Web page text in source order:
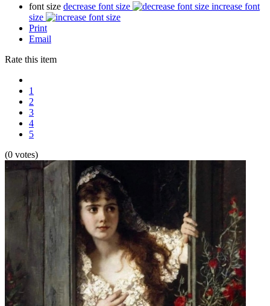
font size decrease font size
increase font
size
Print
Email
Rate this item
1
2
3
4
5
(0 votes)